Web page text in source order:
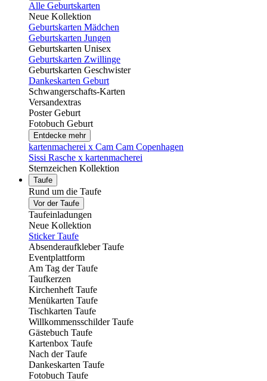
Alle Geburtskarten
Neue Kollektion
Geburtskarten Mädchen
Geburtskarten Jungen
Geburtskarten Unisex
Geburtskarten Zwillinge
Geburtskarten Geschwister
Dankeskarten Geburt
Schwangerschafts-Karten
Versandextras
Poster Geburt
Fotobuch Geburt
Entdecke mehr
kartenmacherei x Cam Cam Copenhagen
Sissi Rasche x kartenmacherei
Sternzeichen Kollektion
Taufe
Rund um die Taufe
Vor der Taufe
Taufeinladungen
Neue Kollektion
Sticker Taufe
Absenderaufkleber Taufe
Eventplattform
Am Tag der Taufe
Taufkerzen
Kirchenheft Taufe
Menükarten Taufe
Tischkarten Taufe
Willkommensschilder Taufe
Gästebuch Taufe
Kartenbox Taufe
Nach der Taufe
Dankeskarten Taufe
Fotobuch Taufe